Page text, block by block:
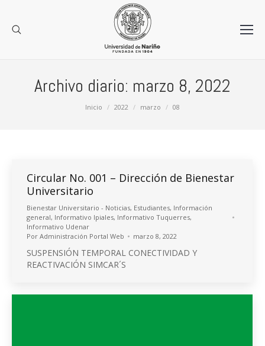
Archivo diario: marzo 8, 2022
Inicio 2022 marzo 08
Circular No. 001 – Dirección de Bienestar
Universitario
Bienestar Universitario - Noticias, Estudiantes, Información
general, Informativo Ipiales, Informativo Tuquerres,
Informativo Udenar
Por Administración Portal Web marzo 8, 2022
SUSPENSIÓN TEMPORAL CONECTIVIDAD Y
REACTIVACIÓN SIMCAR´S